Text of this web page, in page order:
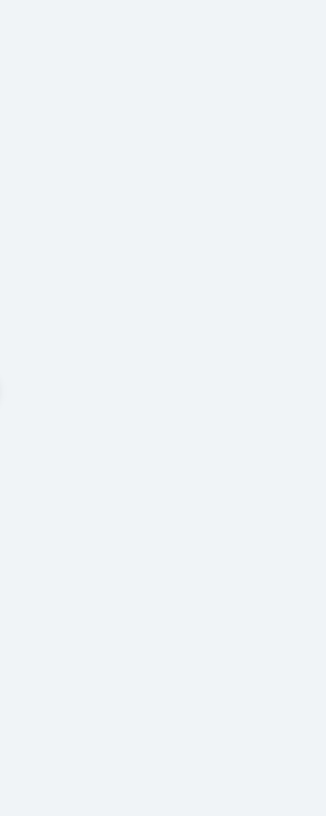
チが学べます
競技部のOBがコーチ
楽しみにしておりま
は、各ストレッチが…
迎！】ソレイユ・ラ
ニングクラス体験練